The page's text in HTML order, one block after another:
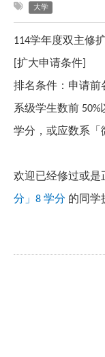
大学
114学年度双主修
扩大申请条件
排名条件：申请前
系级学生数前 50%
学分，或应数系「
欢迎已经修过或是
分」 8 学分 的同学